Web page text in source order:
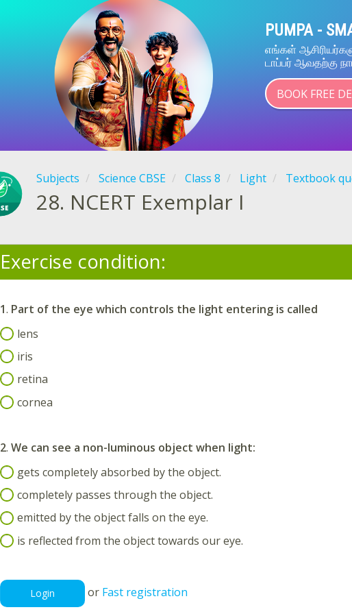
PUMPA -
எங்கள்
டாப்பர் ஆவதற்கு
BOOK FREE
Subjects Science CBSE Class 8 Light Textbook
28. NCERT Exemplar I
Exercise condition:
1. Part of the eye which controls the light entering is called
lens
iris
retina
cornea
2. We can see a non-luminous object when light:
gets completely absorbed by the object.
completely passes through the object.
emitted by the object falls on the eye.
is reflected from the object towards our eye.
Login or Fast registration